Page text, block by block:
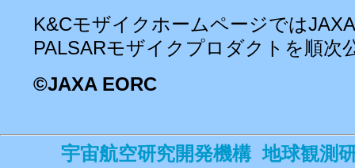
K&Cモザイクホームページでは
PALSARモザイクプロダクトを順次
©JAXA EORC
宇宙航空研究開発機構 地球観測